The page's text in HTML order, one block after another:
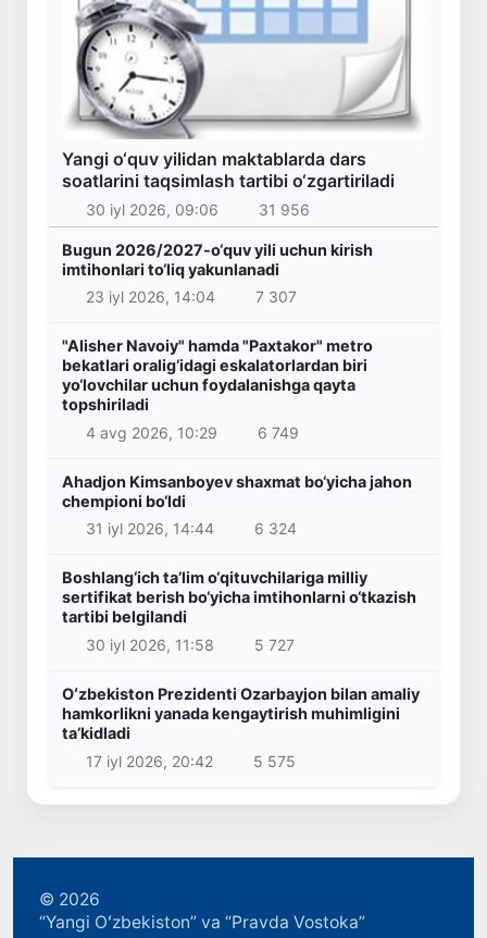
Yangi o‘quv yilidan maktablarda dars
soatlarini taqsimlash tartibi o‘zgartiriladi
30 iyl 2026, 09:06 31 956
Bugun 2026/2027-o‘quv yili uchun kirish
imtihonlari to‘liq yakunlanadi
23 iyl 2026, 14:04
7 307
"Alisher Navoiy" hamda "Paxtakor" metro
bekatlari oralig‘idagi eskalatorlardan biri
yo‘lovchilar uchun foydalanishga qayta
topshiriladi
4 avg 2026, 10:29
6 749
Ahadjon Kimsanboyev shaxmat bo‘yicha jahon
chempioni bo‘ldi
31 iyl 2026, 14:44
6 324
Boshlang‘ich ta’lim o‘qituvchilariga milliy
sertifikat berish bo‘yicha imtihonlarni o‘tkazish
tartibi belgilandi
30 iyl 2026, 11:58
5 727
Oʻzbekiston Prezidenti Ozarbayjon bilan amaliy
hamkorlikni yanada kengaytirish muhimligini
taʼkidladi
17 iyl 2026, 20:42
5 575
© 2026
“Yangi Oʻzbekiston” va “Pravda Vostoka”